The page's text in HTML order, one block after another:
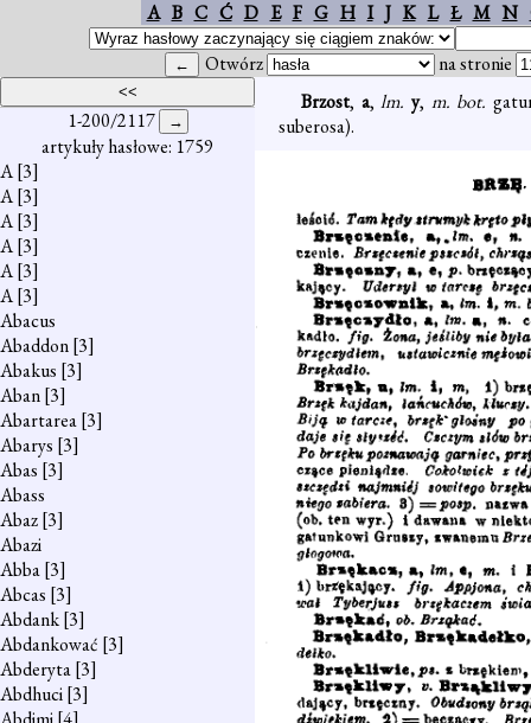
A B C Ć D E F G H I J K L Ł M N
Otwórz na stronie
1-200/2117
artykuły hasłowe: 1759
A[3]
A[3]
A[3]
A[3]
A[3]
A[3]
Abacus
Abaddon[3]
Abakus [3]
Aban[3]
Abartarea[3]
Abarys [3]
Abas [3]
Abass
Abaz[3]
Abazi
Abba[3]
Abcas [3]
Abdank[3]
Abdankować [3]
Abderyta[3]
Abdhuci[3]
Brzost, a,lm. y, m. bot.
suberosa).